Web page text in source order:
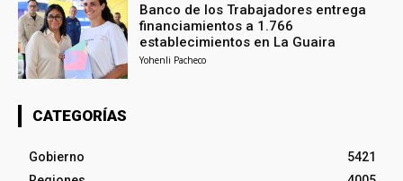
Banco de los Trabajadores entrega
financiamientos a 1.766
establecimientos en La Guaira
Yohenli Pacheco
CATEGORÍAS
Gobierno
5421